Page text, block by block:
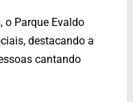
o Parque Evaldo
destacando a
cantando